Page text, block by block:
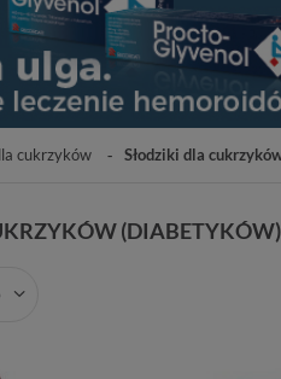
cukrzyków Słodziki dla
(DIABETYKÓW)